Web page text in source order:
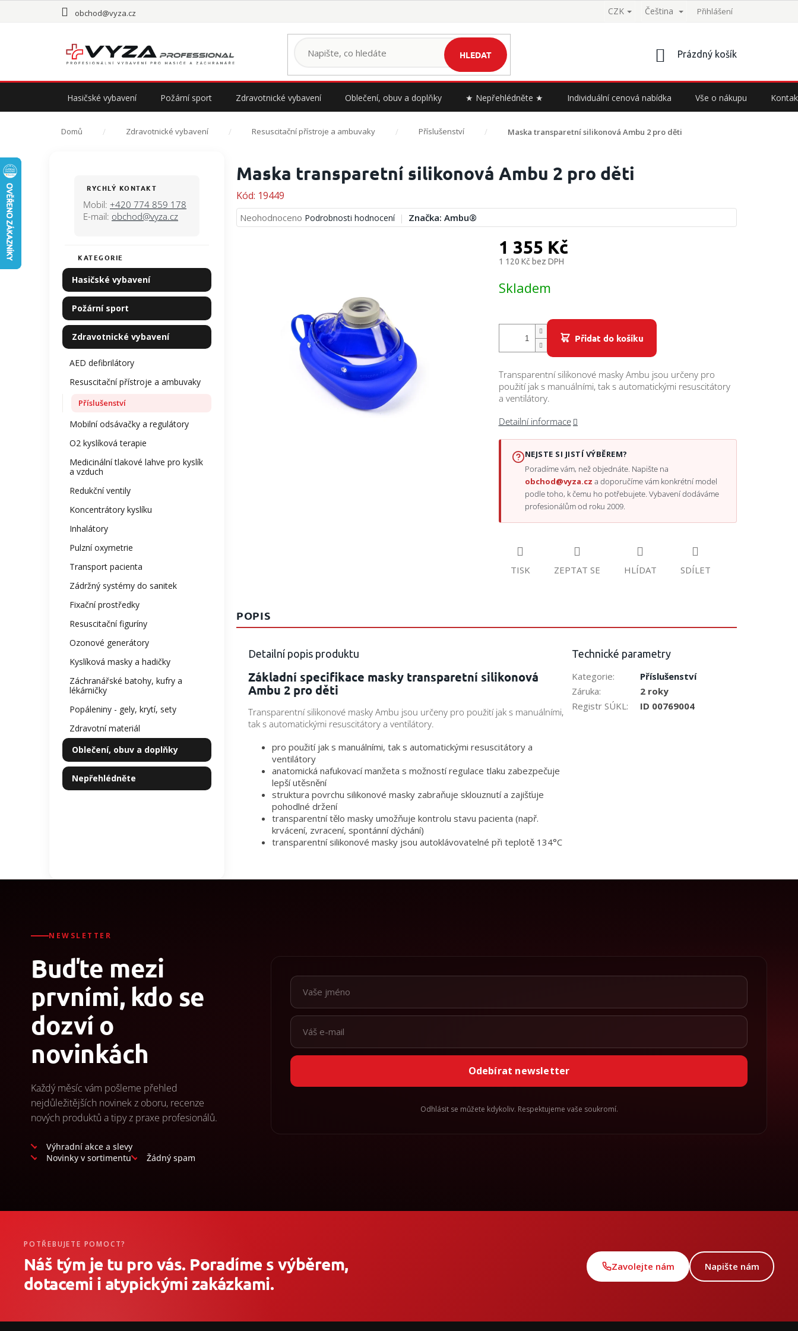
obchod@vyza.cz CZK Čeština Přihlášení
HLEDAT
NÁKUPNÍ
Prázdný košík
Hasičské vybavení Požární sport Zdravotnické vybavení Oblečení, obuv a doplňky ★ Nepřehlédněte ★ Individuální cenová nabídka Vše o nákupu
Domů Zdravotnické vybavení Resuscitační přístroje a ambuvaky Příslušenství Maska transparetní silikonová Ambu 2 pro děti
RYCHLÝ KONTAKT
Mobil: +420 774 859 178
E-mail: obchod@vyza.cz
Přeskočit
kategorie
KATEGORIE
Hasičské vybavení
Požární sport
Zdravotnické vybavení
AED defibrilátory
Resuscitační přístroje a ambuvaky
Příslušenství
Mobilní odsávačky a regulátory
O2 kyslíková terapie
Medicinální tlakové lahve pro kyslík
a vzduch
Redukční ventily
Koncentrátory kyslíku
Inhalátory
Pulzní oxymetrie
Transport pacienta
Zádržný systémy do sanitek
Fixační prostředky
Resuscitační figuríny
Ozonové generátory
Kyslíková masky a hadičky
Záchranářské batohy, kufry a
lékárničky
Popáleniny - gely, krytí, sety
Zdravotní materiál
Oblečení, obuv a doplňky
Nepřehlédněte
Maska transparetní silikonová Ambu 2 pro děti
Kód: 19449
Průměrné
hodnocení
Neohodnoceno Podrobnosti hodnocení Značka: Ambu®
1 355 Kč
1 120 Kč bez DPH
cena:
Skladem
Přidat do košíku
Transparentní silikonové masky Ambu jsou určeny pro
použití jak s manuálními, tak s automatickými resuscitátory
a ventilátory.
Detailní informace
NEJSTE SI JISTÍ VÝBĚREM?
Poradíme vám, než objednáte. Napište na
obchod@vyza.cz a doporučíme vám konkrétní model
podle toho, k čemu ho potřebujete. Vybavení dodáváme
profesionálům od roku 2009.
TISK ZEPTAT SE HLÍDAT SDÍLET
POPIS
Detailní popis produktu
Základní specifikace masky transparetní silikonová
Ambu 2 pro děti
Transparentní silikonové masky Ambu jsou určeny pro použití jak s manuálními,
tak s automatickými resuscitátory a ventilátory.
pro použití jak s manuálními, tak s automatickými resuscitátory a
ventilátory
anatomická nafukovací manžeta s možností regulace tlaku zabezpečuje
lepší utěsnění
struktura povrchu silikonové masky zabraňuje sklouznutí a zajišťuje
pohodlné držení
transparentní tělo masky umožňuje kontrolu stavu pacienta (např.
krvácení, zvracení, spontánní dýchání)
transparentní silikonové masky jsou autoklávovatelné při teplotě 134°C
Technické parametry
Kategorie:
Příslušenství
Záruka:
2 roky
Registr SÚKL : ID 00769004
NEWSLETTER
Buďte mezi
prvními, kdo se
dozví o
novinkách
Každý měsíc vám pošleme přehled
nejdůležitějších novinek z oboru, recenze
nových produktů a tipy z praxe profesionálů.
Výhradní akce a slevy
Novinky v sortimentu
Žádný spam
Odebírat newsletter
Odhlásit se můžete kdykoliv. Respektujeme vaše soukromí.
POTŘEBUJETE POMOCT?
Náš tým je tu pro vás. Poradíme s výběrem,
dotacemi i atypickými zakázkami.
Zavolejte nám Napište nám